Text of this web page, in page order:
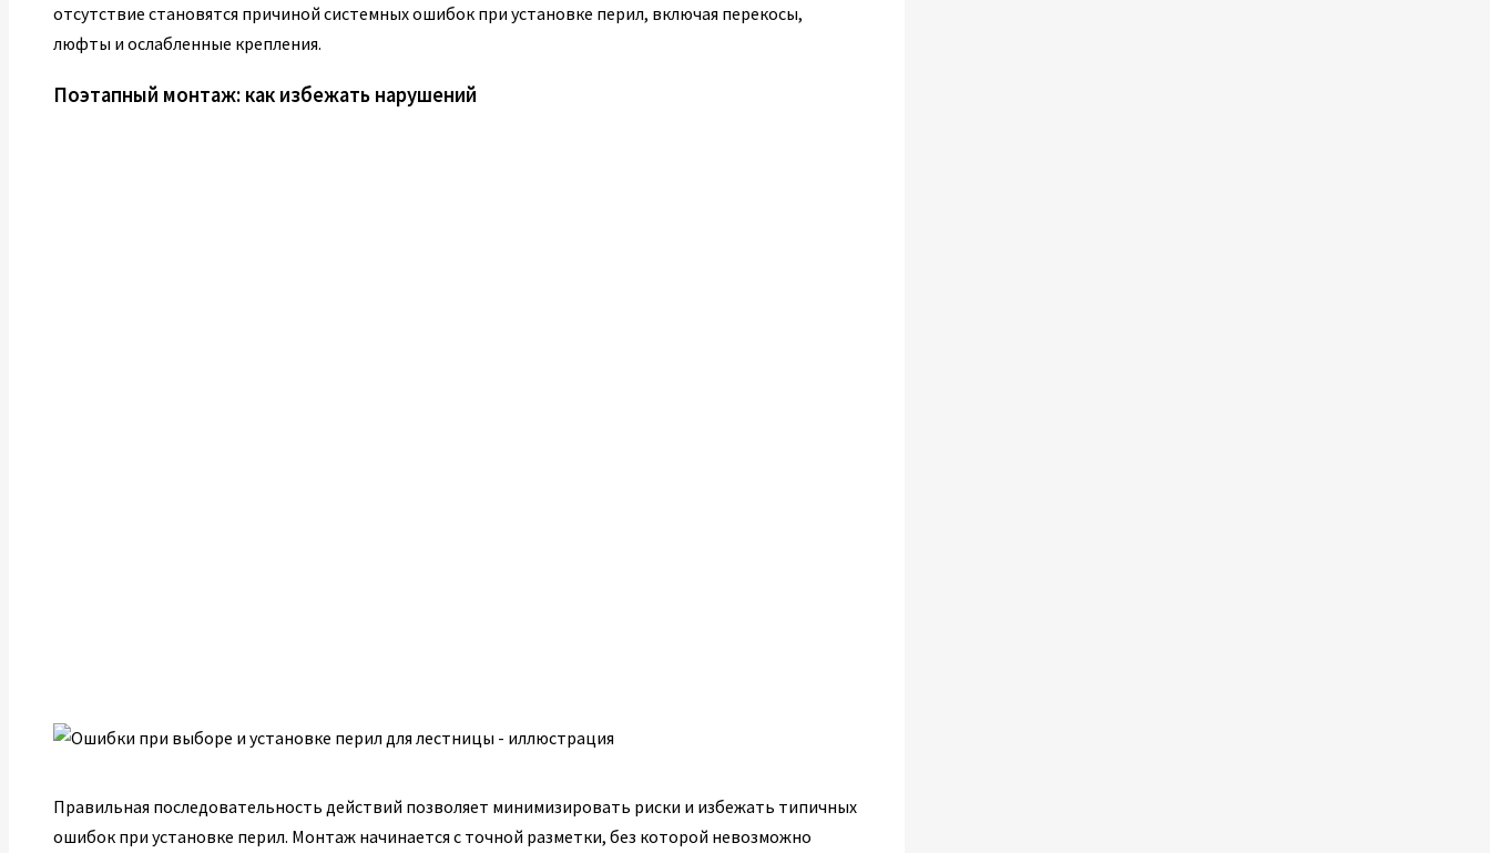
отсутствие становятся причиной системных ошибок при установке перил, включая перекосы,
люфты и ослабленные крепления.
Поэтапный монтаж: как избежать нарушений
Правильная последовательность действий позволяет минимизировать риски и избежать типичных
ошибок при установке перил. Монтаж начинается с точной разметки, без которой невозможно